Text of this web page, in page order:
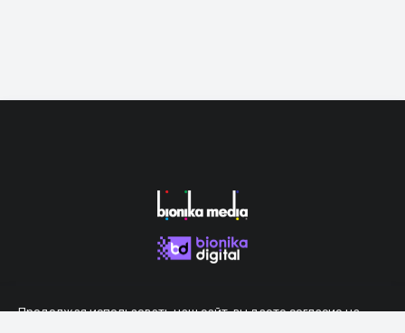
Продолжая использовать наш сайт, вы даете согласие на